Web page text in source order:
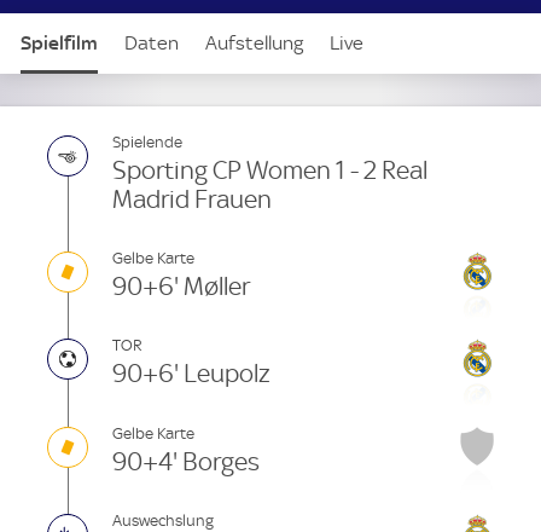
e
t
u
t
Spielfilm Daten Aufstellung Live
Spielende
Sporting CP Women 1 - 2 Real
Madrid Frauen
Gelbe Karte
90+6' Møller
TOR
90+6' Leupolz
Gelbe Karte
90+4' Borges
Auswechslung